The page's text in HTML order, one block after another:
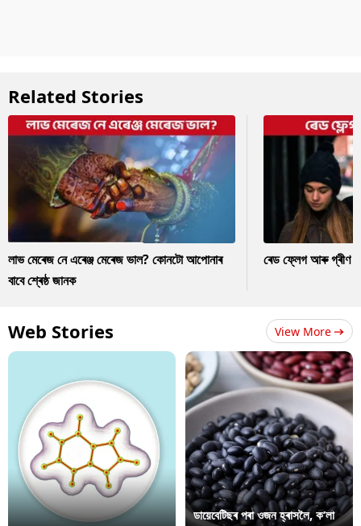
Related Stories
লাভ মেৰেজ নে এৰেঞ্জ মেৰেজ ভাল? কোনটো আপোনাৰ
বাবে শ্ৰেষ্ঠ জানক
ৰেড ফ্লেগ আৰু গ্ৰীণ
Web Stories View More
ডায়েবেটিছৰ পৰা ওজন হ্ৰাসলৈ, ক’লা